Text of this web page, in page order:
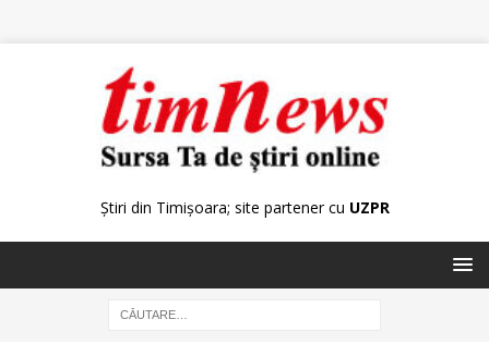
Știri din Timișoara; site partener cu UZPR